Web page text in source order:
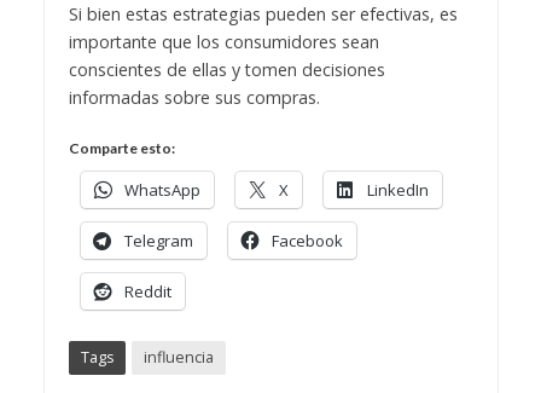
Si bien estas estrategias pueden ser efectivas, es
importante que los consumidores sean
conscientes de ellas y tomen decisiones
informadas sobre sus compras.
Comparte esto:
WhatsApp X LinkedIn
Telegram Facebook
Reddit
Tags influencia